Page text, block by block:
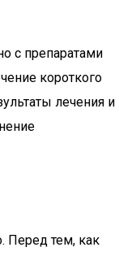
с препаратами
короткого
лечения и
Перед тем, как